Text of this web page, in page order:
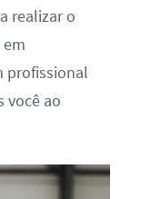
realizar o
profissional
você ao